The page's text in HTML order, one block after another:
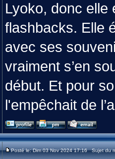
Lyoko, donc elle
flashbacks. Elle
avec ses
vraiment s’en
début. Et pour
l'empêchait de
Posté le: Dim 03 Nov 2024 17:16 Sujet du